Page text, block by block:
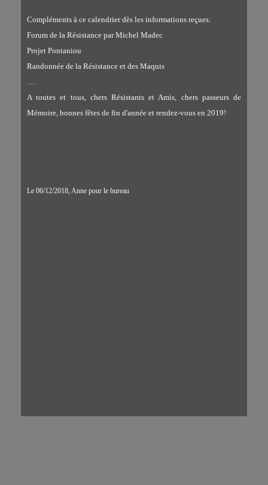
Compléments à ce calendrier dès les informations reçues:
Forum de la Résistance par Michel Madec
Projet Pontaniou
Randonnée de la Résistance et des Maquis
…
A toutes et tous, chers Résistants et Amis, chers passeurs de
Mémoire, bonnes fêtes de fin d'année et rendez-vous en 2019!
Le 06/12/2018, Anne pour le bureau